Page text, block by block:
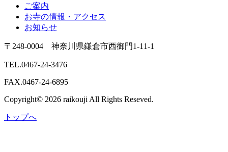
ご案内
お寺の情報・アクセス
お知らせ
〒248-0004 神奈川県鎌倉市西御門1-11-1
TEL.0467-24-3476
FAX.0467-24-6895
Copyright© 2026 raikouji All Rights Reseved.
トップへ